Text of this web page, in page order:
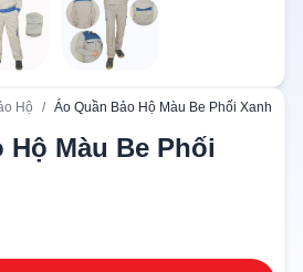
Hộ / Áo Quần Bảo Hộ Màu Be Phối Xanh
Hộ Màu Be Phối